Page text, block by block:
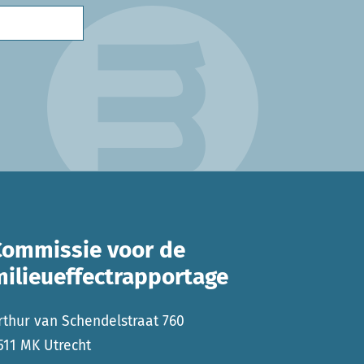
voor de
van Schendelstraat 760
MK Utrecht